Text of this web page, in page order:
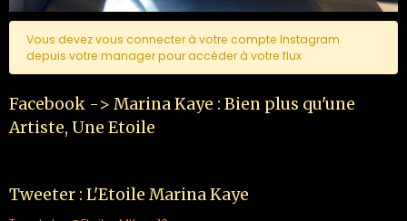
Vous devez vous connecter à votre compte Instagram
depuis votre manager pour accéder à votre flux
Facebook -> Marina Kaye : Bien plus qu'une
Artiste, Une Etoile
Tweeter : L'Etoile Marina Kaye